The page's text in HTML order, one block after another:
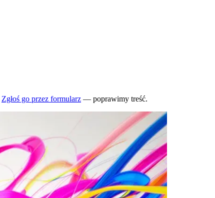
Zgłoś go przez formularz — poprawimy treść.